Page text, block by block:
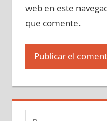
web en este
que comente.